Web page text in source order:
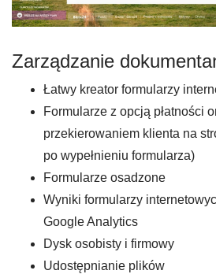
Zarządzanie
Łatwy kreator formularzy
Formularze z opcją płatności
przekierowaniem klienta na
po wypełnieniu formularza)
Formularze osadzone
Wyniki formularzy
Google Analytics
Dysk osobisty i firmowy
Udostępnianie plików